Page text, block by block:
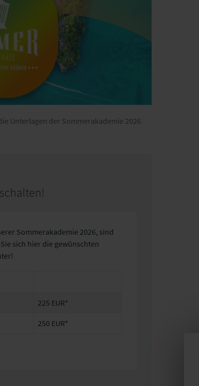
Unterlagen der Sommerakademie 2026
Sommerakademie 2026, sind
sich hier die gewünschten
225 EUR*
250 EUR*